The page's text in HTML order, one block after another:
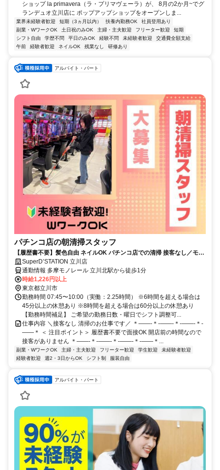
ショップ la primavera（ラ・プリマヴェーラ）が、 8月の2か月~でグ
ランデュオ立川店に ポップアップショップをオープンしま...
業界未経験者歓迎 短期（3ヵ月以内） 扶養内勤務OK
社員登用あり
副業・WワークOK
土日祝のみOK 主婦・主夫歓迎 フリーター歓迎
短期
シフト自由
学歴不問 平日のみOK 経験不問 未経験者歓迎
交通費全額支給
午前
経験者歓迎 ネイルOK 残業なし 研修あり
アルバイト・パート
パチンコ店の朝清掃スタッフ
【履歴書不要】髪色自由 ネイルOK パチンコ店での清掃 接客なし／モク
モク作業したい方にピッタリ
SuperD’STATION 立川店
通勤情報 多摩モノレール 立川北駅から徒歩1分
時給1,226円以上
東京都立川市
勤務時間 07:45〜10:00（実働：2.25時間） ※6時間を超える場合は
45分以上の休憩あり ※8時間を超える場合は60分以上の休憩あり
【勤務時間補足】 ご希望の勤務日数・曜日でシフト調整可...
仕事内容 ＼接客なし 清掃のお仕事です／ ＊――-＊-――-＊-――-＊-
――＊ ＜ 注目ポイント＞ 履歴書不要で面接OK 開店前の時間なので
接客がありません ＊――-＊-――-＊-――-＊-――＊...
副業・WワークOK 主婦・主夫歓迎 フリーター歓迎 学生歓迎
未経験者歓迎
経験者歓迎
週2・3日からOK シフト制 服装自由
アルバイト・パート